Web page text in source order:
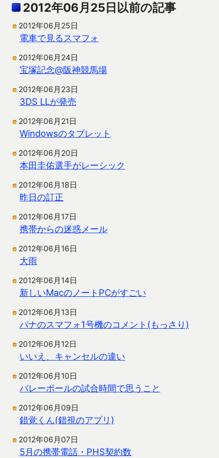
2012年06月25日以前の記事
2012年06月25日
電車で見るスマフォ
2012年06月24日
宝塚記念@阪神競馬場
2012年06月23日
3DS LLが発売
2012年06月21日
Windowsのタブレット
2012年06月20日
本田圭佑選手がレーシック
2012年06月18日
昨日の訂正
2012年06月17日
携帯からの迷惑メール
2012年06月16日
大雨
2012年06月14日
新しいMacのノートPCがすごい
2012年06月13日
パナのスマフォ1号機のコメント(もっさり)
2012年06月12日
いいえ、キャンセルの違い
2012年06月10日
バレーボールの試合時間で思うこと
2012年06月09日
錯覚くん(錯視のアプリ)
2012年06月07日
5月の携帯電話・PHS契約数